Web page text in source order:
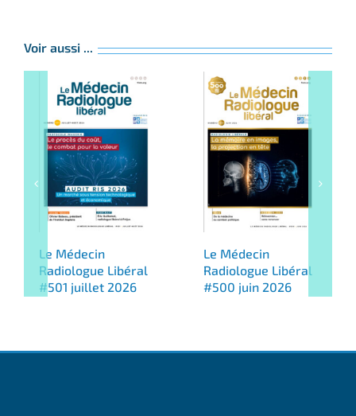
Voir aussi ...
Le Médecin
Radiologue Libéral
#501 juillet 2026
Le Médecin
Radiologue Libéral
#500 juin 2026